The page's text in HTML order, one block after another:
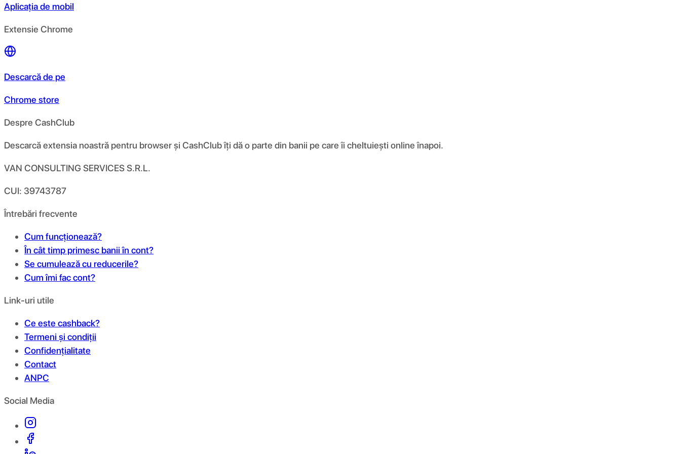
Aplicația de mobil
Extensie Chrome
Descarcă de pe
Chrome store
Despre CashClub
Descarcă extensia noastră pentru browser și CashClub îți dă o parte din banii pe care îi cheltuiești online înapoi.
VAN CONSULTING SERVICES S.R.L.
CUI: 39743787
Întrebări frecvente
Cum funcționează?
În cât timp primesc banii în cont?
Se cumulează cu reducerile?
Cum îmi fac cont?
Link-uri utile
Ce este cashback?
Termeni și condiții
Confidențialitate
Contact
ANPC
Social Media